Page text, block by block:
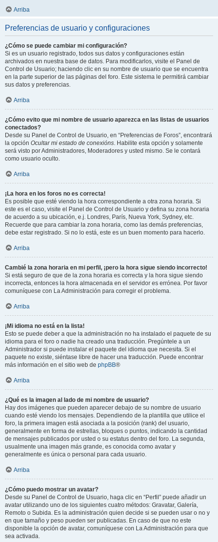
Arriba
Preferencias de usuario y configuraciones
¿Cómo se puede cambiar mi configuración?
Si es un usuario registrado, todos sus datos y configuraciones están
archivados en nuestra base de datos. Para modificarlos, visite el Panel de
Control de Usuario; haciendo clic en su nombre de usuario que se encuentra
en la parte superior de las páginas del foro. Este sistema le permitirá cambiar
sus datos y preferencias.
Arriba
¿Cómo evito que mi nombre de usuario aparezca en las listas de usuarios
conectados?
Desde su Panel de Control de Usuario, en “Preferencias de Foros”, encontrará
la opción Ocultar mi estado de conexións. Habilite esta opción y solamente
será visto por Administradores, Moderadores y usted mismo. Se le contará
como usuario oculto.
Arriba
¡La hora en los foros no es correcta!
Es posible que esté viendo la hora correspondiente a otra zona horaria. Si
este es el caso, visite el Panel de Control de Usuario y defina su zona horaria
de acuerdo a su ubicación, e.j. Londres, París, Nueva York, Sydney, etc.
Recuerde que para cambiar la zona horaria, como las demás preferencias,
debe estar registrado. Si no lo está, este es un buen momento para hacerlo.
Arriba
Cambié la zona horaria en mi perfil, ¡pero la hora sigue siendo incorrecto!
Si está seguro de que de la zona horaria es correcta y la hora sigue siendo
incorrecta, entonces la hora almacenada en el servidor es errónea. Por favor
comuníquese con La Administración para corregir el problema.
Arriba
¡Mi idioma no está en la lista!
Esto se puede deber a que la administración no ha instalado el paquete de su
idioma para el foro o nadie ha creado una traducción. Pregúntele a un
Administrador si puede instalar el paquete del idioma que necesita. Si el
paquete no existe, siéntase libre de hacer una traducción. Puede encontrar
más información en el sitio web de phpBB®
Arriba
¿Qué es la imagen al lado de mi nombre de usuario?
Hay dos imágenes que pueden aparecer debajo de su nombre de usuario
cuando esté viendo los mensajes. Dependiendo de la plantilla que utilice el
foro, la primera imagen está asociada a la posición (rank) del usuario,
generalmente en forma de estrellas, bloques o puntos, indicando la cantidad
de mensajes publicados por usted o su estatus dentro del foro. La segunda,
usualmente una imagen más grande, es conocida como avatar y
generalmente es única o personal para cada usuario.
Arriba
¿Cómo puedo mostrar un avatar?
Desde su Panel de Control de Usuario, haga clic en “Perfil” puede añadir un
avatar utilizando uno de los siguientes cuatro métodos: Gravatar, Galería,
Remoto o Subida. Es la administración quien decide si se pueden usar o no y
en que tamaño y peso pueden ser publicadas. En caso de que no este
disponible la opción de avatar, comuníquese con La Administración para que
sea activada.